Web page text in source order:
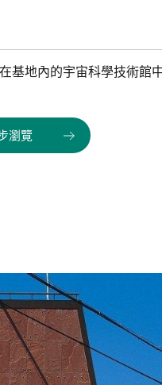
基地內的宇宙科學技術館
瀏覽